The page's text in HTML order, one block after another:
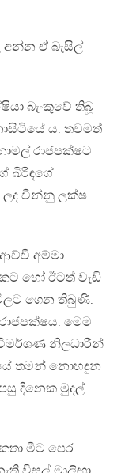
ඒ බැසිල්
බැංකුවේ තිබූ
ය. තවමත්
රාජපක්ෂට
බිරිඳගේ
ලද චීන්නු ලක්ෂ
අම්මා
හෝ ඊටත් වැඩි
ගෙන තිබුණි.
මෙම
නිලධාරීන්
තමන් නොහදුන
දිනෙක මුදල්
මීට පෙර